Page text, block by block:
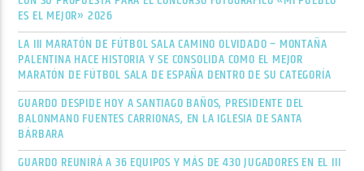
ES EL MEJOR» 2026
LA III MARATÓN DE FÚTBOL SALA CAMINO OLVIDADO – MONTAÑA
PALENTINA HACE HISTORIA Y SE CONSOLIDA COMO EL MEJOR
MARATÓN DE FÚTBOL SALA DE ESPAÑA DENTRO DE SU CATEGORÍA
GUARDO DESPIDE HOY A SANTIAGO BAÑOS, PRESIDENTE DEL
BALONMANO FUENTES CARRIONAS, EN LA IGLESIA DE SANTA
BÁRBARA
GUARDO REUNIRÁ A 36 EQUIPOS Y MÁS DE 430 JUGADORES EN EL III